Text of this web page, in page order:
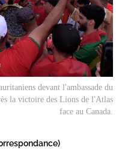
devant l'ambassade du
la victoire des Lions de l'Atlas
face au Canada.